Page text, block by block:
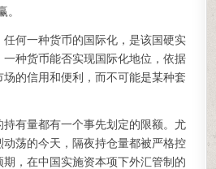
。
何一种货币的国际化，是该国硬实
种货币能否实现国际化地位，依据
的信用和便利，而不可能是某种套
有量都有一个事先划定的限额。尤
荡的今天，隔夜持仓量都被严格控
，在中国实施资本项下外汇管制的